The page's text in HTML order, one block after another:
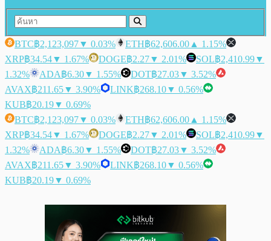
BTC฿2,123,097▼ 0.03% ETH฿62,606.00 ▲ 1.15%
XRP฿34.54▼ 1.67% DOGE฿2.27▼ 2.01% SOL฿2,410.99▼
1.32%
ADA฿6.30▼ 1.55% DOT฿27.03▼ 3.52%
AVAX฿211.65▼ 3.90% LINK฿268.10▼ 0.56%
KUB฿20.19▼ 0.69%
BTC฿2,123,097▼ 0.03% ETH฿62,606.00 ▲ 1.15%
XRP฿34.54▼ 1.67% DOGE฿2.27▼ 2.01% SOL฿2,410.99▼
1.32%
ADA฿6.30▼ 1.55% DOT฿27.03▼ 3.52%
AVAX฿211.65▼ 3.90% LINK฿268.10▼ 0.56%
KUB฿20.19▼ 0.69%